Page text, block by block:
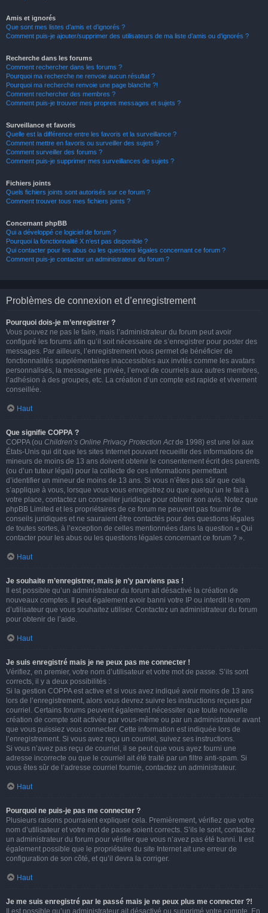
Amis et ignorés
Que sont mes listes d’amis et d’ignorés ?
Comment puis-je ajouter/supprimer des utilisateurs de ma liste d’amis ou d’ignorés ?
Recherche dans les forums
Comment rechercher dans les forums ?
Pourquoi ma recherche ne renvoie aucun résultat ?
Pourquoi ma recherche renvoie une page blanche ?!
Comment rechercher des membres ?
Comment puis-je trouver mes propres messages et sujets ?
Surveillance et favoris
Quelle est la différence entre les favoris et la surveillance ?
Comment mettre en favoris ou surveiller des sujets ?
Comment surveiller des forums ?
Comment puis-je supprimer mes surveillances de sujets ?
Fichiers joints
Quels fichiers joints sont autorisés sur ce forum ?
Comment trouver tous mes fichiers joints ?
Concernant phpBB
Qui a développé ce logiciel de forum ?
Pourquoi la fonctionnalité X n’est pas disponible ?
Qui contacter pour les abus ou les questions légales concernant ce forum ?
Comment puis-je contacter un administrateur du forum ?
Problèmes de connexion et d’enregistrement
Pourquoi dois-je m’enregistrer ?
Vous pouvez ne pas le faire, mais l’administrateur du forum peut avoir
configuré les forums afin qu’il soit nécessaire de s’enregistrer pour poster des
messages. Par ailleurs, l’enregistrement vous permet de bénéficier de
fonctionnalités supplémentaires inaccessibles aux invités comme les avatars
personnalisés, la messagerie privée, l’envoi de courriels aux autres membres,
l’adhésion à des groupes, etc. La création d’un compte est rapide et vivement
conseillée.
Haut
Que signifie COPPA ?
COPPA (ou Children’s Online Privacy Protection Actde 1998) est une loi aux
États-Unis qui dit que les sites Internet pouvant recueillir des informations de
mineurs de moins de 13 ans doivent obtenir le consentement écrit des parents
(ou d’un tuteur légal) pour la collecte de ces informations permettant
d’identifier un mineur de moins de 13 ans. Si vous n’êtes pas sûr que cela
s’applique à vous, lorsque vous vous enregistrez ou que quelqu’un le fait à
votre place, contactez un conseiller juridique pour obtenir son avis. Notez que
phpBB Limited et les propriétaires de ce forum ne peuvent pas fournir de
conseils juridiques et ne sauraient être contactés pour des questions légales
de toutes sortes, à l’exception de celles mentionnées dans la question « Qui
contacter pour les abus ou les questions légales concernant ce forum ? ».
Haut
Je souhaite m’enregistrer, mais je n’y parviens pas !
Il est possible qu’un administrateur du forum ait désactivé la création de
nouveaux comptes. Il peut également avoir banni votre IP ou interdit le nom
d’utilisateur que vous souhaitez utiliser. Contactez un administrateur du forum
pour obtenir de l’aide.
Haut
Je suis enregistré mais je ne peux pas me connecter !
Vérifiez, en premier, votre nom d’utilisateur et votre mot de passe. S’ils sont
corrects, il y a deux possibilités :
Si la gestion COPPA est active et si vous avez indiqué avoir moins de 13 ans
lors de l’enregistrement, alors vous devrez suivre les instructions reçues par
courriel. Certains forums peuvent également nécessiter que toute nouvelle
création de compte soit activée par vous-même ou par un administrateur avant
que vous puissiez vous connecter. Cette information est indiquée lors de
l’enregistrement. Si vous avez reçu un courriel, suivez ses instructions.
Si vous n’avez pas reçu de courriel, il se peut que vous ayez fourni une
adresse incorrecte ou que le courriel ait été traité par un filtre anti-spam. Si
vous êtes sûr de l’adresse courriel fournie, contactez un administrateur.
Haut
Pourquoi ne puis-je pas me connecter ?
Plusieurs raisons pourraient expliquer cela. Premièrement, vérifiez que votre
nom d’utilisateur et votre mot de passe soient corrects. S’ils le sont, contactez
un administrateur du forum pour vérifier que vous n’avez pas été banni. Il est
également possible que le propriétaire du site Internet ait une erreur de
configuration de son côté, et qu’il devra la corriger.
Haut
Je me suis enregistré par le passé mais je ne peux plus me connecter ?!
Il est possible qu’un administrateur ait désactivé ou supprimé votre compte. En